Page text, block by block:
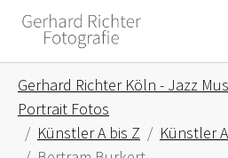
Skip to main content
Skip to page footer
Gerhard Richter Köln - Jazz
Portrait Fotos
Künstler A bis Z
Künstler